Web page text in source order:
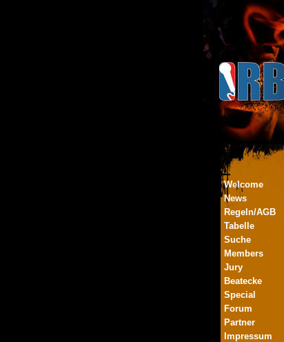
Welcome
News
Regeln/AGB
Tabelle
Suche
Members
Jury
Beatecke
Special
Forum
Partner
Impressum